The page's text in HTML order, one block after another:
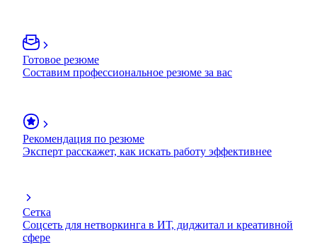
Готовое резюме
Составим профессиональное резюме за вас
Рекомендация по резюме
Эксперт расскажет, как искать работу эффективнее
Сетка
Соцсеть для нетворкинга в ИТ, диджитал и креативной
сфере